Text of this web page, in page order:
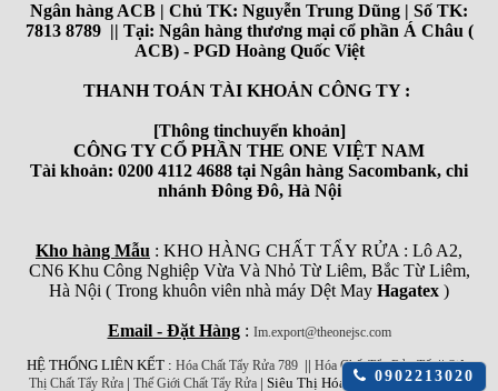
Click
0902213020
Ngân hàng ACB | Chủ TK: Nguyễn Trung Dũng | Số TK:
7813 8789 || Tại: Ngân hàng thương mại cổ phần Á Châu (
ACB) - PGD Hoàng Quốc Việt
THANH TOÁN TÀI KHOẢN CÔNG TY :
[Thông tinchuyển khoản]
CÔNG TY CỔ PHẦN THE ONE VIỆT NAM
Tài khoản: 0200 4112 4688 tại Ngân hàng Sacombank, chi
nhánh Đông Đô, Hà Nội
Kho hàng Mẫu : KHO HÀNG CHẤT TẨY RỬA : Lô A2,
CN6 Khu Công Nghiệp Vừa Và Nhỏ Từ Liêm, Bắc Từ Liêm,
Hà Nội ( Trong khuôn viên nhà máy Dệt May Hagatex )
Email - Đặt Hàng: Im.export@theonejsc.com
HỆ THỐNG LIÊN KẾT : Hóa Chất Tẩy Rửa 789 || Hóa Chất Tẩy Rửa Tốt||Siêu
Thị Chất Tẩy Rửa | Thế Giới Chất Tẩy Rửa | Siêu Thị Hóa Chất Công Nghiệp